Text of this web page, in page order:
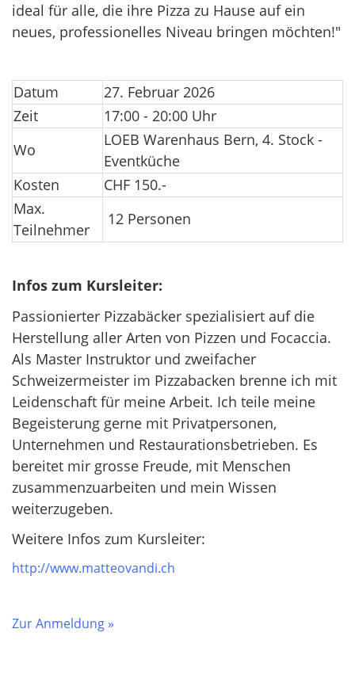
ideal für alle, die ihre Pizza zu Hause auf ein
neues, professionelles Niveau bringen möchten!"
Datum
27. Februar 2026
Zeit
17:00 - 20:00 Uhr
Wo
LOEB Warenhaus Bern, 4. Stock -
Eventküche
Kosten
CHF 150.-
Max.
Teilnehmer
12 Personen
Infos zum Kursleiter:
Passionierter Pizzabäcker spezialisiert auf die
Herstellung aller Arten von Pizzen und Focaccia.
Als Master Instruktor und zweifacher
Schweizermeister im Pizzabacken brenne ich mit
Leidenschaft für meine Arbeit. Ich teile meine
Begeisterung gerne mit Privatpersonen,
Unternehmen und Restaurationsbetrieben. Es
bereitet mir grosse Freude, mit Menschen
zusammenzuarbeiten und mein Wissen
weiterzugeben.
Weitere Infos zum Kursleiter:
http://www.matteovandi.ch
Zur Anmeldung »